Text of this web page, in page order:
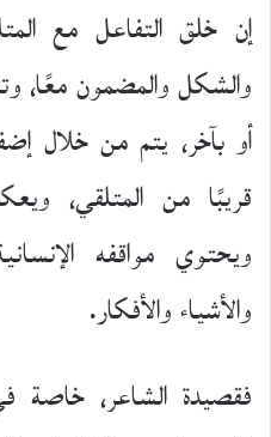
إن خلق التفاعل مع
والشكل والمضمون معًا،
أو بآخر، يتم من خلال
قريبًا من المتلقي،
ويحتوي مواقفه
والأشياء والأفكار.
فقصيدة الشاعر، خاصة